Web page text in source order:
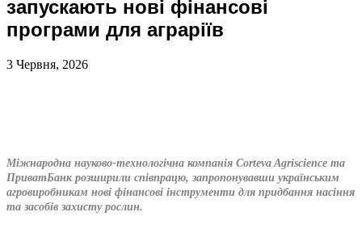
запускають нові фінансові
програми для аграріїв
3 Червня, 2026
Міжнародна науково-технологічна компанія Corteva Agriscience та
ПриватБанк розширили співпрацю, запропонувавши українським
агровиробникам нові фінансові інструменти для придбання насіння
та засобів захисту рослин.